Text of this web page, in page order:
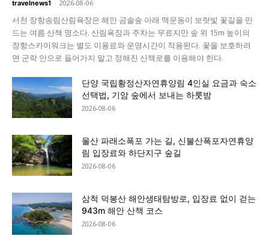
travelnews1 - 2026-08-06
서천 장항송림산림욕장은 해안 곰솔숲 아래 맥문동이 보랏빛 꽃길을 만
드는 여름 산책 명소다. 산림욕장과 주차는 무료지만 숲 위 15m 높이의
장항스카이워크는 별도 이용료와 운영시간이 적용된다. 꽃을 보호하려
면 군락 안으로 들어가지 말고 정해진 산책로를 이용해야 한다.
단양 국립황정산자연휴양림 4인실 요금과 숙소
선택법, 기암 숲에서 보내는 하룻밤
2026-08-06
울산 파래소폭포 가는 길, 신불산폭포자연휴양
림 입장료와 하단지구 숲길
2026-08-06
삼척 덕봉산 해안생태탐방로, 입장료 없이 걷는
943m 해안 산책 코스
2026-08-06